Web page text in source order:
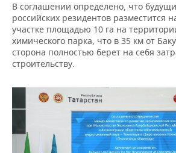
В соглашении определено, что
российских резидентов разместится
участке площадью 10 га на
химического парка, что в 35 км от
сторона полностью берет на себя
строительству.